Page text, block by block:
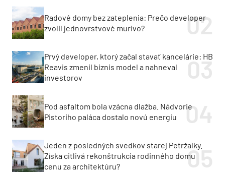
Radové domy bez zateplenia: Prečo developer
zvolil jednovrstvové murivo?
Prvý developer, ktorý začal stavať kancelárie: HB
Reavis zmenil biznis model a nahneval
investorov
Pod asfaltom bola vzácna dlažba. Nádvorie
Pistoriho paláca dostalo novú energiu
Jeden z posledných svedkov starej Petržalky.
Získa citlivá rekonštrukcia rodinného domu
cenu za architektúru?